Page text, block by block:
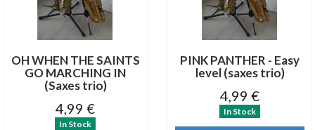
OH WHEN THE SAINTS
GO MARCHING IN
(Saxes trio)
4,99 €
In Stock
PINK PANTHER - Easy
level (saxes trio)
4,99 €
In Stock